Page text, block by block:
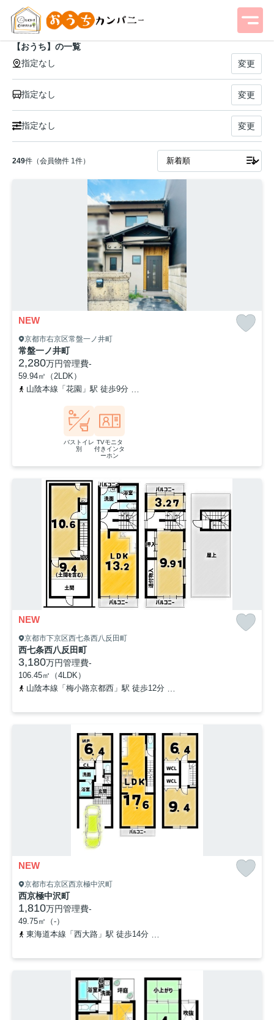
【おうち】の一覧
指定なし
変更
指定なし 変更
指定なし 変更
249件（会員物件 1件）
NEW
京都市右京区常盤一ノ井町
常盤一ノ井町
2,280万円管理費-
59.94㎡（2LDK）
山陰本線「花園」駅 徒歩9分
バストイレ
別
TVモニタ
付きインタ
ーホン
NEW
京都市下京区西七条西八反田町
西七条西八反田町
3,180万円管理費-
106.45㎡（4LDK）
山陰本線「梅小路京都西」駅 徒歩12分
NEW
京都市右京区西京極中沢町
西京極中沢町
1,810万円管理費-
49.75㎡（-）
東海道本線「西大路」駅 徒歩14分